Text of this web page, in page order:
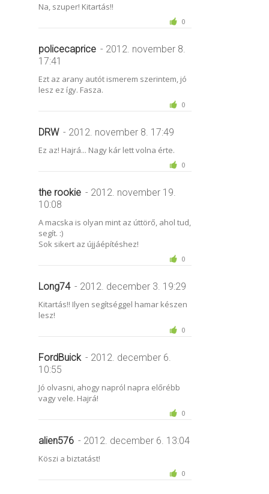
Na, szuper! Kitartás!!
0
policecaprice - 2012. november 8.
17:41
Ezt az arany autót ismerem szerintem, jó
lesz ez így. Fasza.
0
DRW - 2012. november 8. 17:49
Ez az! Hajrá... Nagy kár lett volna érte.
0
the rookie - 2012. november 19.
10:08
A macska is olyan mint az úttörő, ahol tud,
segít. :)
Sok sikert az újjáépítéshez!
0
Long74 - 2012. december 3. 19:29
Kitartás!! Ilyen segítséggel hamar készen
lesz!
0
FordBuick - 2012. december 6.
10:55
Jó olvasni, ahogy napról napra előrébb
vagy vele. Hajrá!
0
alien576 - 2012. december 6. 13:04
Köszi a biztatást!
0